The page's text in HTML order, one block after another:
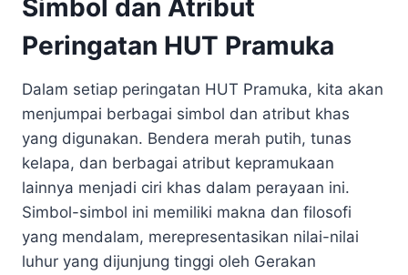
Simbol dan Atribut
Peringatan HUT Pramuka
Dalam setiap peringatan HUT Pramuka, kita akan
menjumpai berbagai simbol dan atribut khas
yang digunakan. Bendera merah putih, tunas
kelapa, dan berbagai atribut kepramukaan
lainnya menjadi ciri khas dalam perayaan ini.
Simbol-simbol ini memiliki makna dan filosofi
yang mendalam, merepresentasikan nilai-nilai
luhur yang dijunjung tinggi oleh Gerakan